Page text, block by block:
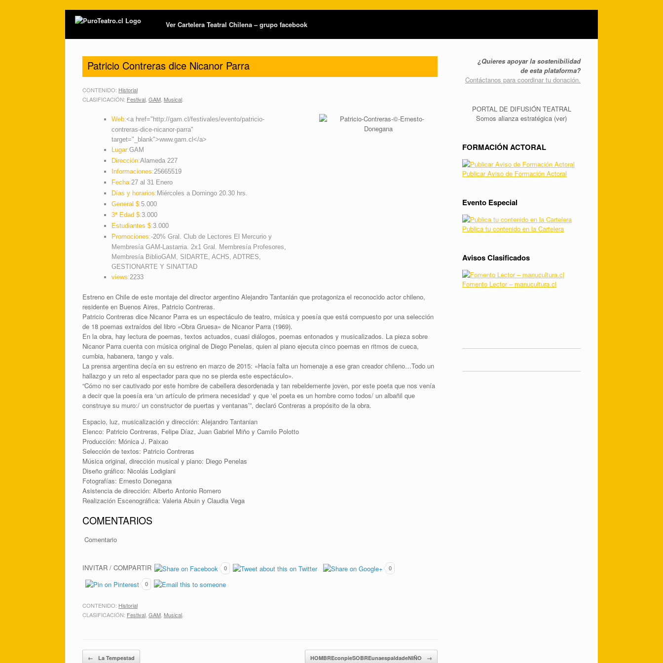
Ver Cartelera Teatral Chilena – grupo facebook
Patricio Contreras dice Nicanor Parra
CONTENIDO: Historial
CLASIFICACIÓN: Festival GAM Musical
Web:<a href="http://gam.cl/festivales/evento/patricio-
contreras-dice-nicanor-parra"
target="_blank">www.gam.cl</a>
Lugar:GAM
Dirección:Alameda 227
Informaciones:25665519
Fecha:27 al 31 Enero
Días y horarios:Miércoles a Domingo 20.30 hrs.
General $:5.000
3ª Edad $:3.000
Estudiantes $:3.000
Promociones:-20% Gral. Club de Lectores El Mercurio y
Membresía GAM-Lastarria. 2x1 Gral. Membresía Profesores,
Membresía BiblioGAM, SIDARTE, ACHS, ADTRES,
GESTIONARTE Y SINATTAD
views:2233
Estreno en Chile de este montaje del director argentino Alejandro Tantanián que protagoniza el reconocido actor chileno,
residente en Buenos Aires, Patricio Contreras.
Patricio Contreras dice Nicanor Parra es un espectáculo de teatro, música y poesía que está compuesto por una selección
de 18 poemas extraídos del libro «Obra Gruesa» de Nicanor Parra (1969).
En la obra, hay lectura de poemas, textos actuados, cuasi diálogos, poemas entonados y musicalizados. La pieza sobre
Nicanor Parra cuenta con música original de Diego Penelas, quien al piano ejecuta cinco poemas en ritmos de cueca,
cumbia, habanera, tango y vals.
La prensa argentina decía en su estreno en marzo de 2015: «Hacía falta un homenaje a ese gran creador chileno…Todo un
hallazgo y un reto al espectador para que no se pierda este espectáculo».
“Cómo no ser cautivado por este hombre de cabellera desordenada y tan rebeldemente joven, por este poeta que nos venía
a decir que la poesía era ‘un artículo de primera necesidad‘ y que ‘el poeta es un hombre como todos/ un albañil que
construye su muro:/ un constructor de puertas y ventanas’”, declaró Contreras a propósito de la obra.
Espacio, luz, musicalización y dirección: Alejandro Tantanian
Elenco: Patricio Contreras, Felipe Díaz, Juan Gabriel Miño y Camilo Polotto
Producción: Mónica J. Paixao
Selección de textos: Patricio Contreras
Música original, dirección musical y piano: Diego Penelas
Diseño gráfico: Nicolás Lodigiani
Fotografías: Ernesto Donegana
Asistencia de dirección: Alberto Antonio Romero
Realización Escenográfica: Valeria Abuin y Claudia Vega
COMENTARIOS
Comentario
INVITAR / COMPARTIR 0 0
0
CONTENIDO: Historial
CLASIFICACIÓN: Festival GAM Musical
Post navigation
← La Tempestad HOMBREconpieSOBREunaespaldadeNIÑO →
¿Quieres apoyar la sostenibilidad
de esta plataforma?
Contáctanos para coordinar tu donación.
PORTAL DE DIFUSIÓN TEATRAL
Somos alianza estratégica (ver)
FORMACIÓN ACTORAL
Publicar Aviso de Formación Actoral
Evento Especial
Publica tu contenido en la Cartelera
Avisos Clasificados
Fomento Lector – manucultura.cl